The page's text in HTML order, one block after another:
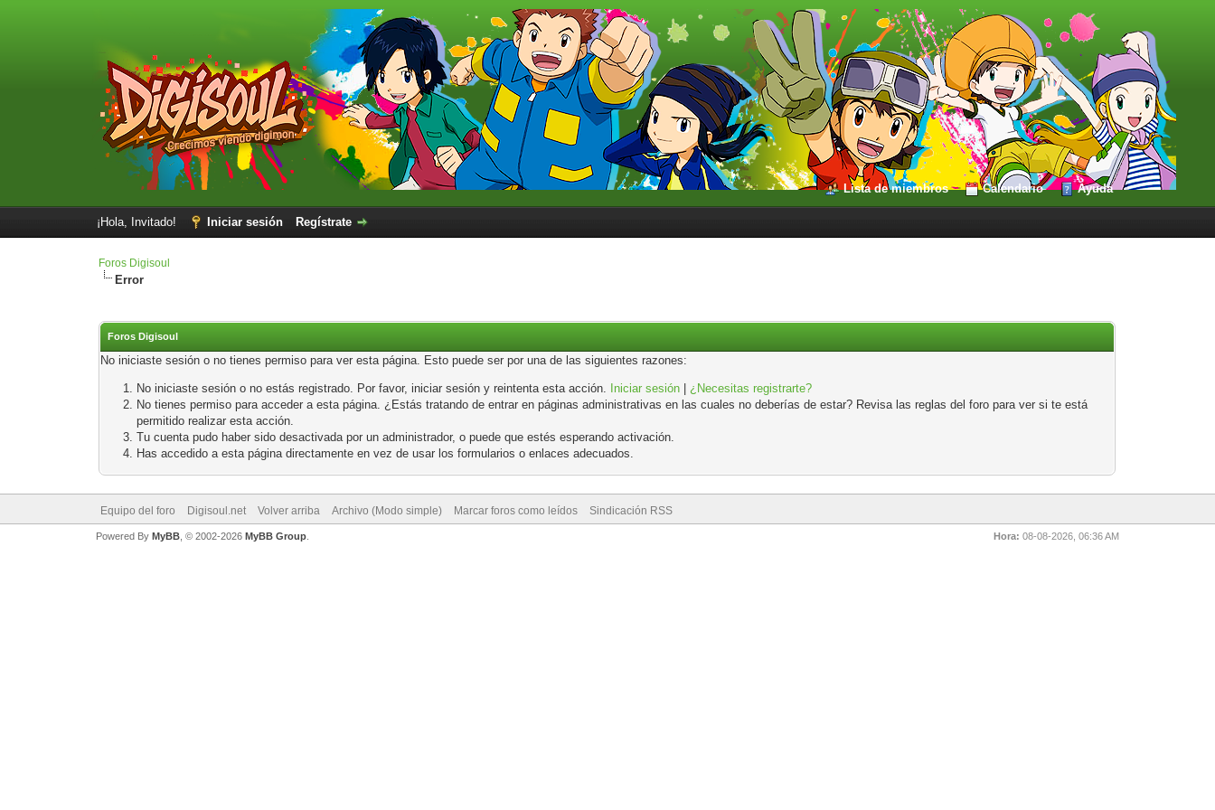
Lista de miembros Calendario Ayuda
¡Hola, Invitado! Iniciar sesión Regístrate
Foros Digisoul
Error
Foros Digisoul
No iniciaste sesión o no tienes permiso para ver esta página. Esto puede ser por una de las siguientes razones:
No iniciaste sesión o no estás registrado. Por favor, iniciar sesión y reintenta esta acción. Iniciar sesión |¿Necesitas registrarte?
No tienes permiso para acceder a esta página. ¿Estás tratando de entrar en páginas administrativas en las cuales no deberías de estar? Revisa las reglas del foro para ver si te está
permitido realizar esta acción.
Tu cuenta pudo haber sido desactivada por un administrador, o puede que estés esperando activación.
Has accedido a esta página directamente en vez de usar los formularios o enlaces adecuados.
Equipo del foro Digisoul.net Volver arriba Archivo (Modo simple) Marcar foros como leídos Sindicación RSS
Hora: 08-08-2026, 06:36 AM
Powered By MyBB, © 2002-2026 MyBB Group.